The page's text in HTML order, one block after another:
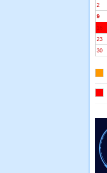
2
9
16
23
30